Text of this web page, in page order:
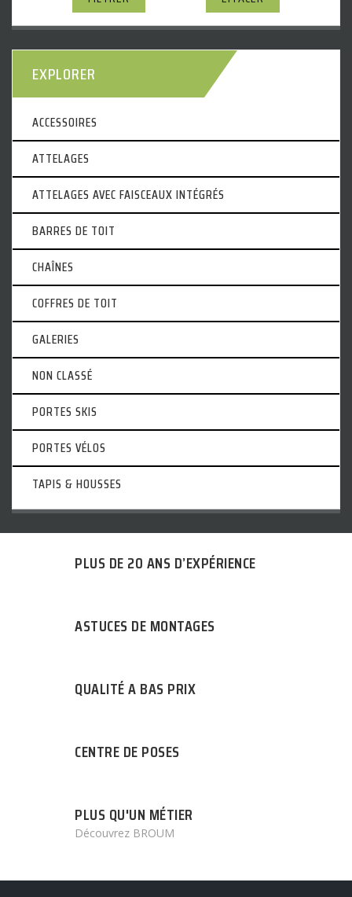
EXPLORER
ACCESSOIRES
ATTELAGES
ATTELAGES AVEC FAISCEAUX INTÉGRÉS
BARRES DE TOIT
CHAÎNES
COFFRES DE TOIT
GALERIES
NON CLASSÉ
PORTES SKIS
PORTES VÉLOS
TAPIS & HOUSSES
PLUS DE 20 ANS D’EXPÉRIENCE
ASTUCES DE MONTAGES
QUALITÉ A BAS PRIX
CENTRE DE POSES
PLUS QU'UN MÉTIER
Découvrez BROUM